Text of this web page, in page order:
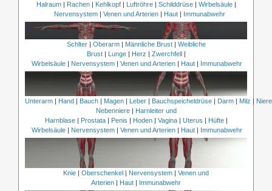
Halraum| Rachen| Kehlkopf| Luftröhre| Schilddrüse| Wirbelsäule|
Nervensystem | Venen und Arterien | Haut | Immunabwehr
Schlter| Oberarm| Männliche Brust| Weibliche
Brust| Lunge| Herz | Zwerchfell|
Wirbelsäule | Nervensystem | Venen und Arterien | Haut | Immunabwehr
Unterarm| Hand| Bauch| Magen| Leber| Bauchspeicheldrüse| Darm| Milz |
Nebenniere| Harnleiter und
Harnblase| Prostata| Penis | Hoden| Vagina| Uterus | Hüfte|
Wirbelsäule | Nervensystem | Venen und Arterien | Haut | Immunabwehr
Knie Oberschenkel Nervensystem
Venen und
Arterien
Haut Immunabwehr